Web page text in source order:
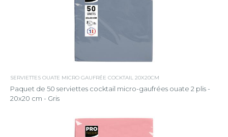
SERVIETTES OUATE MICRO GAUFRÉE COCKTAIL 20X20CM
Paquet de 50 serviettes cocktail micro-gaufrées ouate 2 plis -
20x20 cm - Gris